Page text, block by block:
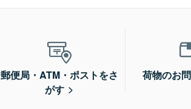
郵便局・ATM・ポストをさ
がす
荷物のお